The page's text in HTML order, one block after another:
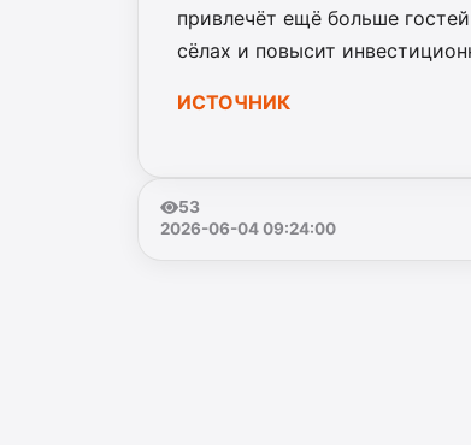
привлечёт ещё больше
сёлах и повысит
ИСТОЧНИК
53
2026-06-04 09:24:00